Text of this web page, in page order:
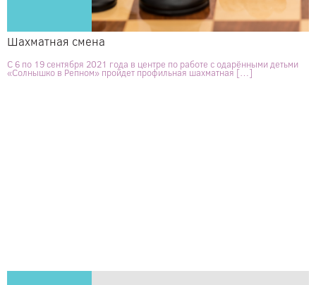
Шахматная смена
С 6 по 19 сентября 2021 года в центре по работе с одарёнными детьми
«Солнышко в Репном» пройдет профильная шахматная […]